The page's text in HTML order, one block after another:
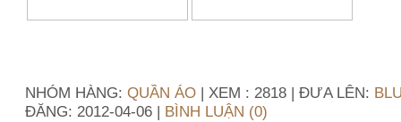
NHÓM HÀNG: QUẦN ÁO | XEM : 2818 | ĐƯA LÊN:
ĐĂNG: 2012-04-06 | BÌNH LUẬN (0)